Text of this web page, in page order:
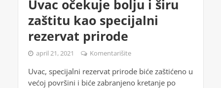
Uvac očekuje bolju i širu
zaštitu kao specijalni
rezervat prirode
april 21, 2021 Komentarišite
Uvac, specijalni rezervat prirode biće zaštićeno u
većoj površini i biće zabranjeno kretanje po